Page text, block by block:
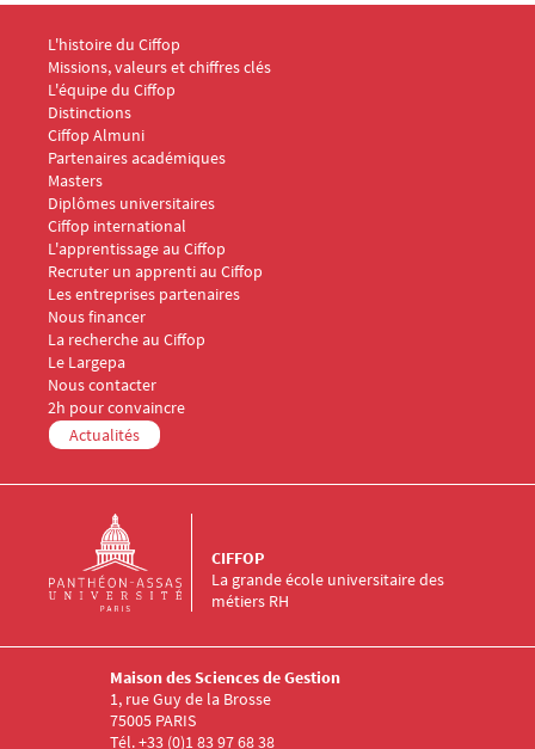
Menu Footer CIFFOP 1
L'histoire du Ciffop
Missions, valeurs et chiffres clés
L'équipe du Ciffop
Distinctions
Ciffop Almuni
Partenaires académiques
Menu Footer CIFFOP 2
Masters
Diplômes universitaires
Ciffop international
Menu Footer CIFFOP 3
L'apprentissage au Ciffop
Recruter un apprenti au Ciffop
Les entreprises partenaires
Nous financer
Menu Footer CIFFOP 4
La recherche au Ciffop
Le Largepa
Menu Footer CIFFOP 5
Nous contacter
2h pour convaincre
Actualités
La grande école universitaire des
métiers RH
CIFFOP
Maison des Sciences de Gestion
1, rue Guy de la Brosse
75005 PARIS
Tél. +33 (0)1 83 97 68 38